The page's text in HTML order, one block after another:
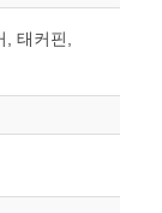
태커핀,